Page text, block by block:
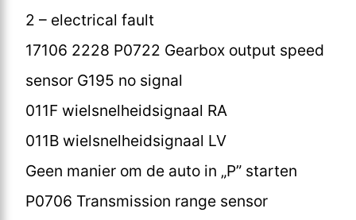
2 – electrical fault
17106 2228 P0722 Gearbox output speed
sensor G195 no signal
011F wielsnelheidsignaal RA
011B wielsnelheidsignaal LV
Geen manier om de auto in „P” starten
P0706 Transmission range sensor